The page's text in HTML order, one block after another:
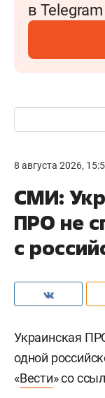
в Telegram
8 августа 2026,
СМИ:
ПРО не
с
Украинская
одной
«Вести» со